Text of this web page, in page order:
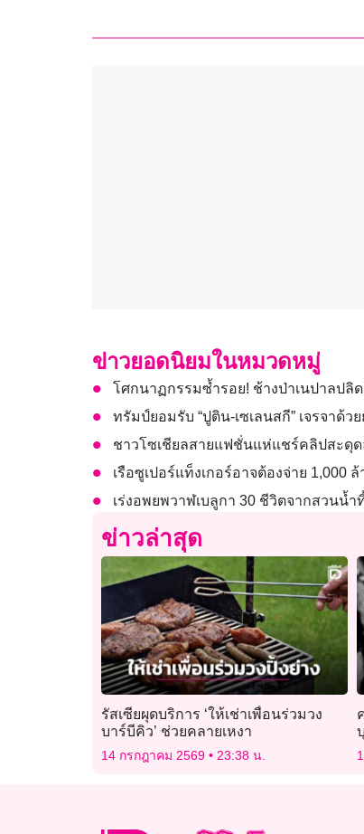
ข่าวยอดนิยมในหมวดหมู่
โศกนาฏกรรมซ้ำรอย! ช้างป่าเนปาลปลิ
ทรัมป์ยอมรับ “ปูติน-เซเลนสกี” เจรจาด้
ชาวโซเชียลสายแฟชั่นแห่แชร์คลิปสะดุด
เรือซูเปอร์แท็งเกอร์อาจต้องจ่าย 1,000
เร่งอพยพวาฬเบลูกา 30 ชีวิตจากสวน
ข่าวล่าสุด
รัสเซียผุดบริการ ‘ให้เช่าเพื่อนร่วมวง
บาร์บีคิว’ ช่วยคลายเหงา
14 กรกฎาคม 2569 23:38 น.